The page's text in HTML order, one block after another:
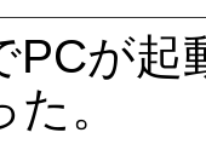
が起
。